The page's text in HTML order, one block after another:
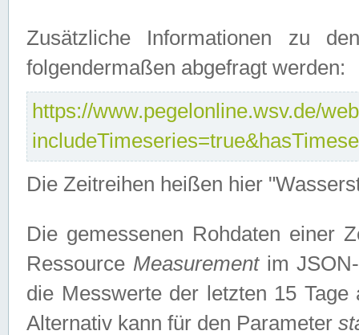
Zusätzliche Informationen zu
folgendermaßen abgefragt werden:
https://www.pegelonline.wsv.de/
Die Zeitreihen heißen hier
Die gemessenen Rohdaten einer
Ressource Measurementim JSON-
die Messwerte der letzten 15
Alternativ kann für den Parameter